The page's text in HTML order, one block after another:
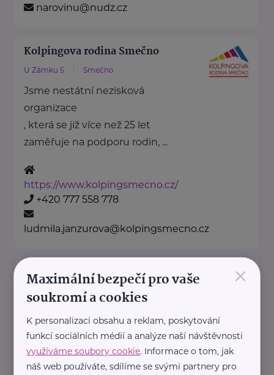
narovinu@nudz.cz
Kolpingova rodina Smečno
U Zámku 5 Smečno
Jsme nestátní nezisková
organizace
, která se již více než 25 let
zaměřuje na podporu rodin, ...
https://www.kolpingsmecno.cz/
+420 777 558 778
ludmila.janzurova@kolpingsmecno.cz
Městské centrum sociálně rehabilitačních
služeb - domov pro seniory
Baldovská Domažlice
www.soc-sluzbymestadomazlice.cz
+420 379 725 853
socialni@soc-sluzbymestadomazlice.cz
×
Maximální bezpečí pro vaše
soukromí a cookies
K personalizaci obsahu a reklam, poskytování
funkcí sociálních médií a analýze naší návštěvnosti
využíváme soubory cookie. Informace o tom, jak
náš web používáte, sdílíme se svými partnery pro